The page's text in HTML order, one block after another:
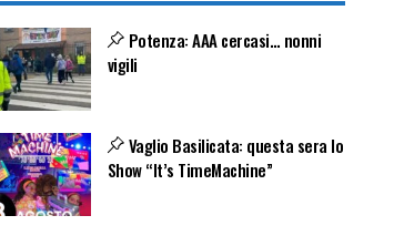
Potenza: AAA cercasi… nonni
vigili
Vaglio Basilicata: questa sera lo
Show “It’s TimeMachine”